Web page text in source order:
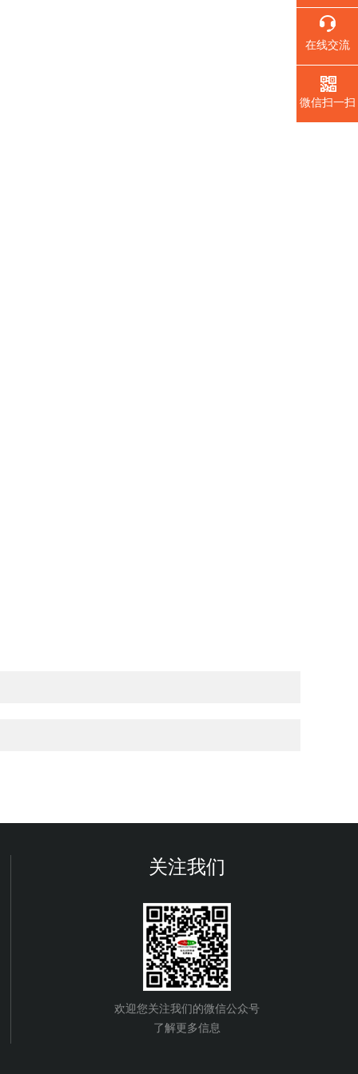
关注我们
欢迎您关注我们的微信公众号
了解更多信息
在线交流
微信扫一扫